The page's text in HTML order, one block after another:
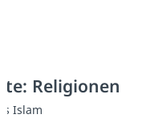
Religionen
Islam